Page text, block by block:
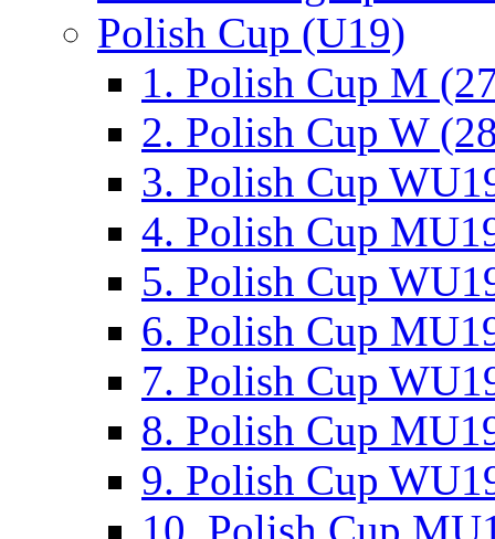
Polish Cup (U19)
1. Polish Cup M
2. Polish Cup W
3. Polish Cup
4. Polish Cup
5. Polish Cup
6. Polish Cup
7. Polish Cup
8. Polish Cup
9. Polish Cup
10. Polish Cup